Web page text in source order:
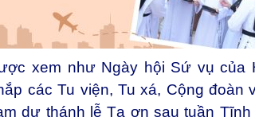
xem như Ngày hội Sứ vụ của
các Tu viện, Tu xá, Cộng đoàn
dự thánh lễ Tạ ơn sau tuần